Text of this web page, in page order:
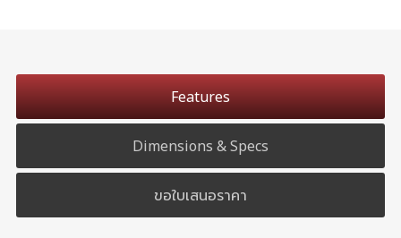
Features
Dimensions & Specs
ขอใบเสนอราคา